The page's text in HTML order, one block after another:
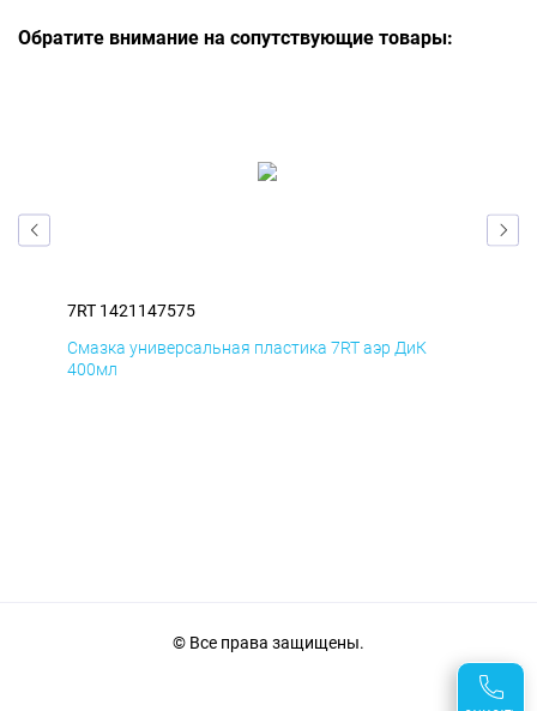
Обратите внимание на сопутствующие товары:
7RT 1421147575
Смазка универсальная пластика 7RT аэр ДиК
400мл
© Все права защищены.